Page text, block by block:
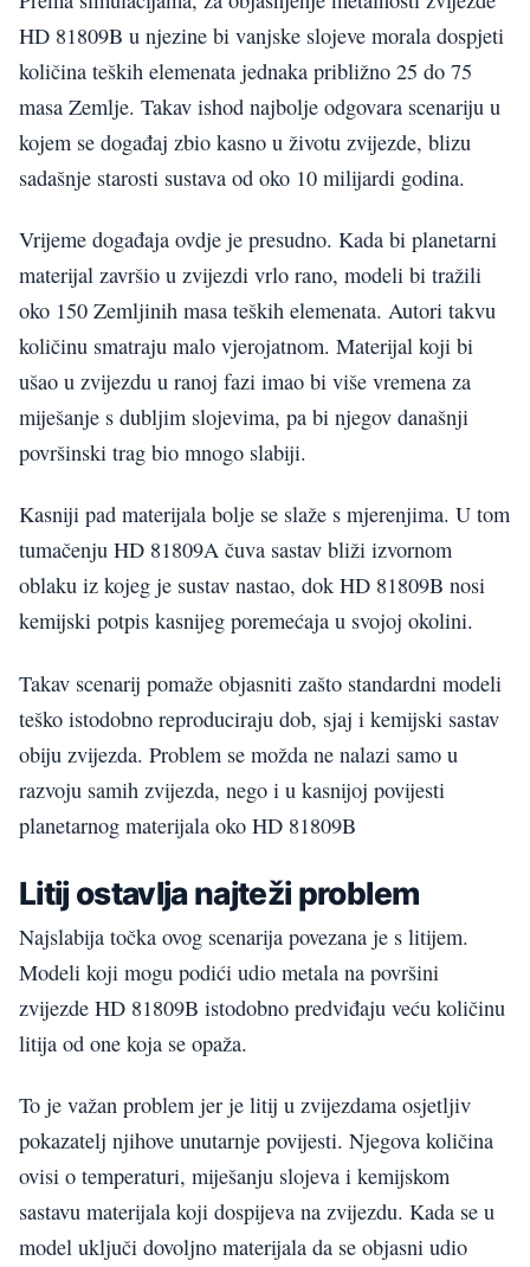
HD 81809B u njezine bi vanjske slojeve morala dospjeti
količina teških elemenata jednaka približno 25 do 75
masa Zemlje. Takav ishod najbolje odgovara scenariju u
kojem se događaj zbio kasno u životu zvijezde, blizu
sadašnje starosti sustava od oko 10 milijardi godina.
Vrijeme događaja ovdje je presudno. Kada bi planetarni
materijal završio u zvijezdi vrlo rano, modeli bi tražili
oko 150 Zemljinih masa teških elemenata. Autori takvu
količinu smatraju malo vjerojatnom. Materijal koji bi
ušao u zvijezdu u ranoj fazi imao bi više vremena za
miješanje s dubljim slojevima, pa bi njegov današnji
površinski trag bio mnogo slabiji.
Kasniji pad materijala bolje se slaže s mjerenjima. U tom
tumačenju HD 81809A čuva sastav bliži izvornom
oblaku iz kojeg je sustav nastao, dok HD 81809B nosi
kemijski potpis kasnijeg poremećaja u svojoj okolini.
Takav scenarij pomaže objasniti zašto standardni modeli
teško istodobno reproduciraju dob, sjaj i kemijski sastav
obiju zvijezda. Problem se možda ne nalazi samo u
razvoju samih zvijezda, nego i u kasnijoj povijesti
planetarnog materijala oko HD 81809B
Litij ostavlja najteži problem
Najslabija točka ovog scenarija povezana je s litijem.
Modeli koji mogu podići udio metala na površini
zvijezde HD 81809B istodobno predviđaju veću količinu
litija od one koja se opaža.
To je važan problem jer je litij u zvijezdama osjetljiv
pokazatelj njihove unutarnje povijesti. Njegova količina
ovisi o temperaturi, miješanju slojeva i kemijskom
sastavu materijala koji dospijeva na zvijezdu. Kada se u
model uključi dovoljno materijala da se objasni udio